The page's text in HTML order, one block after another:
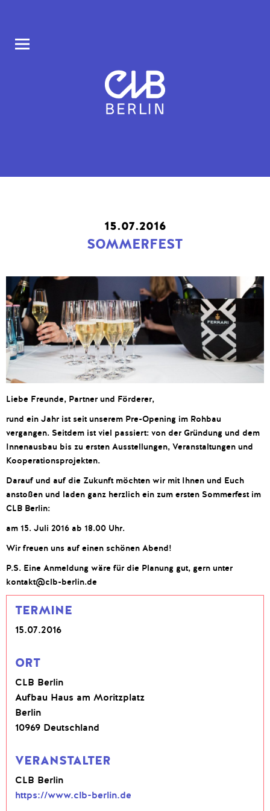
CLB BERLIN
15.07.2016
SOMMERFEST
Liebe Freunde, Partner und Förderer,
rund ein Jahr ist seit unserem Pre-Opening im Rohbau
vergangen. Seitdem ist viel passiert: von der Gründung und dem
Innenausbau bis zu ersten Ausstellungen, Veranstaltungen und
Kooperationsprojekten.
Darauf und auf die Zukunft möchten wir mit Ihnen und Euch
anstoßen und laden ganz herzlich ein zum ersten Sommerfest im
CLB Berlin:
am 15. Juli 2016 ab 18.00 Uhr.
Wir freuen uns auf einen schönen Abend!
P.S. Eine Anmeldung wäre für die Planung gut, gern unter
kontakt@clb-berlin.de
TERMINE
15.07.2016
ORT
CLB Berlin
Aufbau Haus am Moritzplatz
Berlin
10969 Deutschland
VERANSTALTER
CLB Berlin
https://www.clb-berlin.de